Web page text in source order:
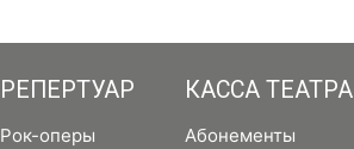
РЕПЕРТУАР
Рок-оперы
КАССА ТЕАТРА
Абонементы